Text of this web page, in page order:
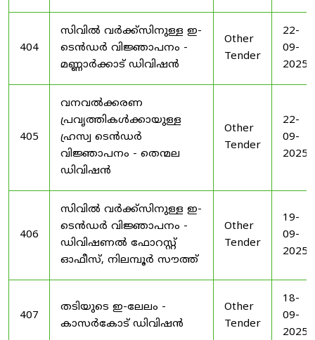
404
സിവിൽ വർക്ക്സിനുള്ള ഇ-
ടെൻഡർ വിജ്ഞാപനം -
മണ്ണാർക്കാട് ഡിവിഷൻ
Other
Tender
22-
09-
2025
405
വനവൽക്കരണ
പ്രവൃത്തികൾക്കായുള്ള
ഹ്രസ്വ ടെൻഡർ
വിജ്ഞാപനം - തെന്മല
ഡിവിഷൻ
Other
Tender
22-
09-
2025
406
സിവിൽ വർക്ക്സിനുള്ള ഇ-
ടെൻഡർ വിജ്ഞാപനം -
ഡിവിഷണൽ ഫോറസ്റ്റ്
ഓഫീസ്, നിലമ്പൂർ സൗത്ത്
Other
Tender
19-
09-
2025
407
തടിയുടെ ഇ-ലേലം -
കാസർകോട് ഡിവിഷൻ
Other
Tender
18-
09-
2025